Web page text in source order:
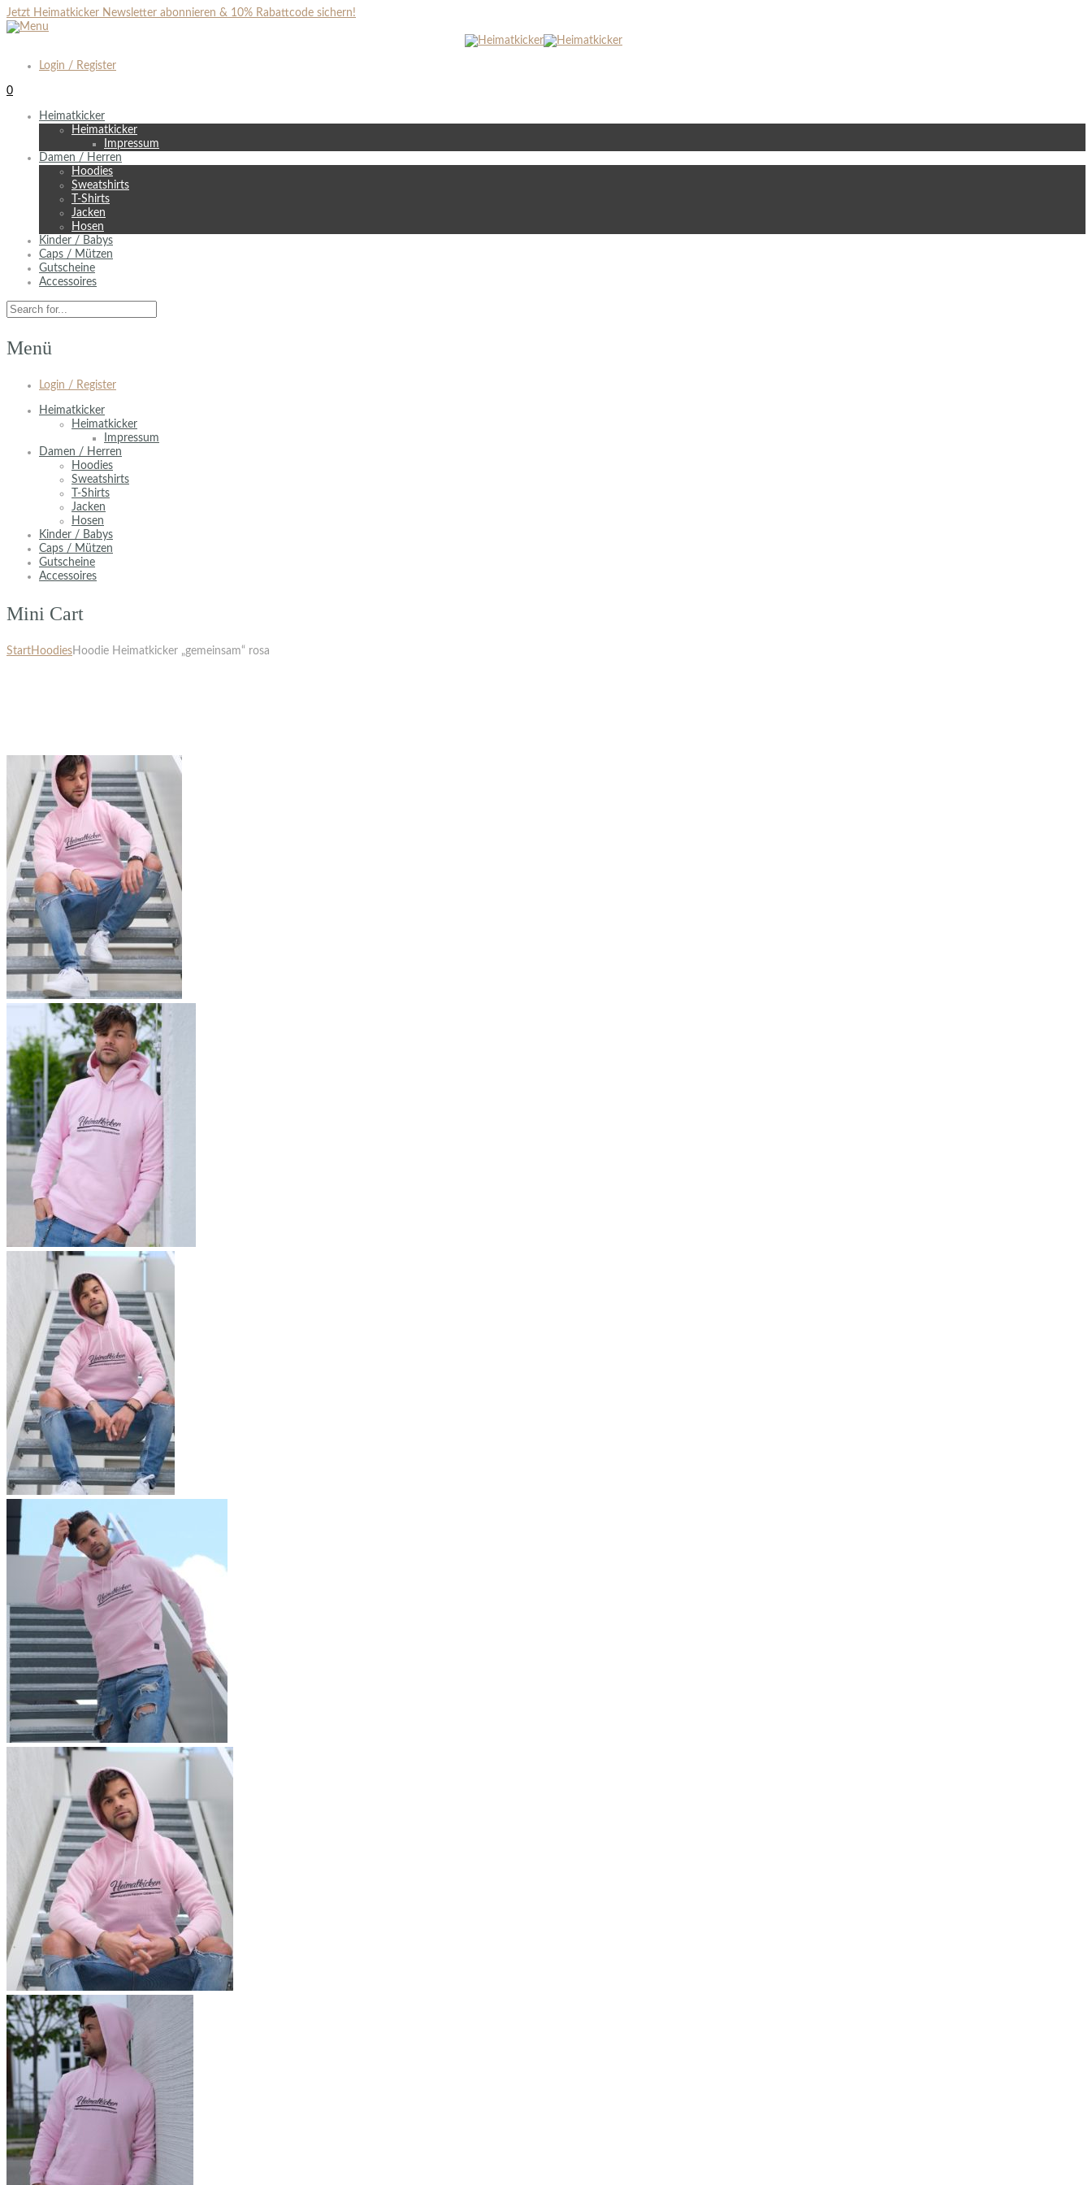
Jetzt Heimatkicker Newsletter abonnieren & 10% Rabattcode sichern!
Login / Register
0
Heimatkicker
Heimatkicker
Impressum
Damen / Herren
Hoodies
Sweatshirts
T-Shirts
Jacken
Hosen
Kinder / Babys
Caps / Mützen
Gutscheine
Accessoires
Menü
Login / Register
Heimatkicker
Heimatkicker
Impressum
Damen / Herren
Hoodies
Sweatshirts
T-Shirts
Jacken
Hosen
Kinder / Babys
Caps / Mützen
Gutscheine
Accessoires
Mini Cart
StartHoodiesHoodie Heimatkicker „gemeinsam“ rosa